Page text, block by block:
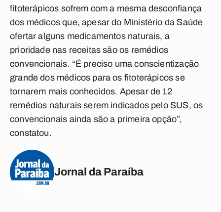
fitoterápicos sofrem com a mesma desconfiança
dos médicos que, apesar do Ministério da Saúde
ofertar alguns medicamentos naturais, a
prioridade nas receitas são os remédios
convencionais. “É preciso uma conscientização
grande dos médicos para os fitoterápicos se
tornarem mais conhecidos. Apesar de 12
remédios naturais serem indicados pelo SUS, os
convencionais ainda são a primeira opção”,
constatou.
Jornal da Paraíba